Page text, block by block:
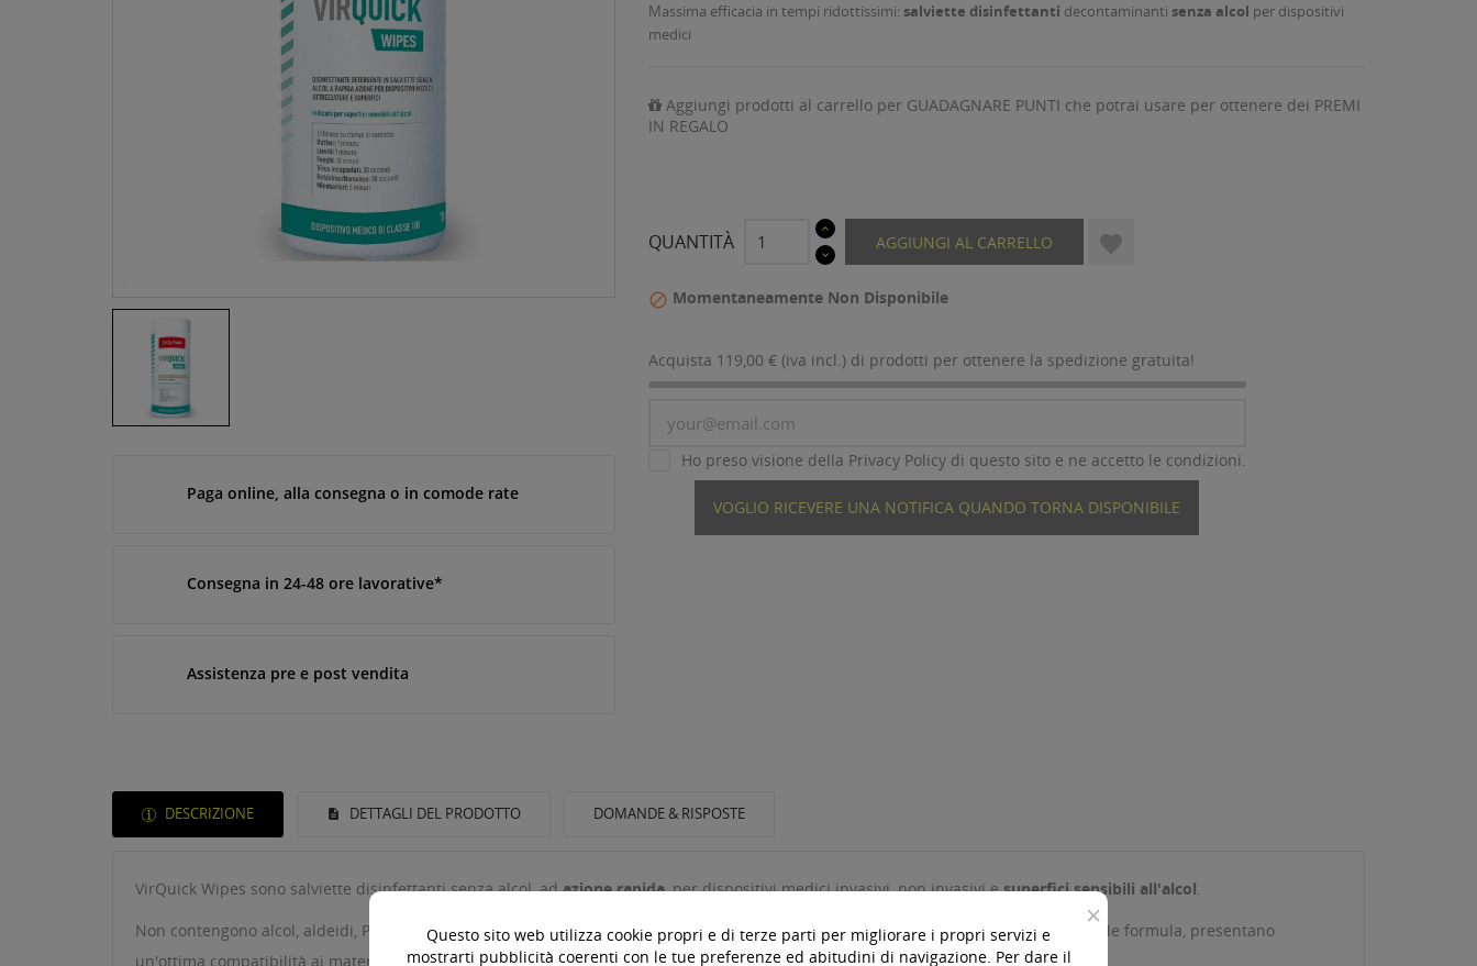
Paga online, alla consegna o in comode rate
Consegna in 24-48 ore lavorative*
Assistenza pre e post vendita
Massima efficacia in tempi ridottissimi: salviette disinfettanti decontaminanti senza alcol per dispositivi
medici
Aggiungi prodotti al carrello per GUADAGNARE PUNTI che potrai usare per ottenere dei PREMI
IN REGALO
QUANTITÀ AGGIUNGI AL CARRELLO 
 Momentaneamente Non Disponibile
Acquista 119,00 € (iva incl.) di prodotti per ottenere la spedizione gratuita!
Ho preso visione della Privacy Policy di questo sito e ne accetto le condizioni.
VOGLIO RICEVERE UNA NOTIFICA QUANDO TORNA DISPONIBILE
DESCRIZIONE DETTAGLI DEL PRODOTTO DOMANDE & RISPOSTE
VirQuick Wipes sono salviette disinfettanti senza alcol, adazione rapida, per dispositivi medici invasivi, non invasivi esuperfici sensibili all'alcol.
Non contengono alcol, aldeidi, PHMB e sono perfette per tutte le superfici resistenti all'acqua in area medica. Grazie alla loro speciale formula, presentano
un'ottima compatibilità ai materiali coniugata adeccellenti proprietà pulenti.
×
Questo sito web utilizza cookie propri e di terze parti per migliorare i propri servizi e
mostrarti pubblicità coerenti con le tue preferenze ed abitudini di navigazione. Per dare il